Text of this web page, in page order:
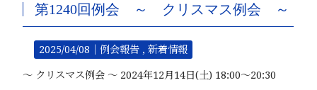
第1240回例会 ～ クリスマス例会 ～
2025/04/08｜ 例会報告 新着情報
～ クリスマス例会 ～ 2024年12月14日(土) 18:00～20:30